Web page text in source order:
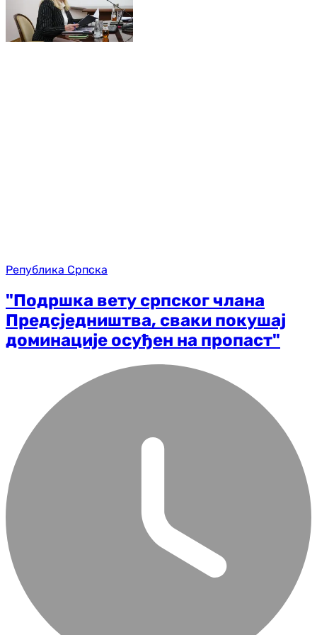
Република Српска
"Подршка вету српског члана
Предсједништва, сваки покушај
доминације осуђен на пропаст"